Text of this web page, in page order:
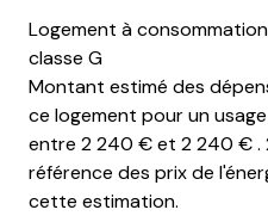
Logement à
classe G
Montant estimé des
ce logement pour un
entre 2 240 € et 2 240 € .
référence des prix de
cette estimation.